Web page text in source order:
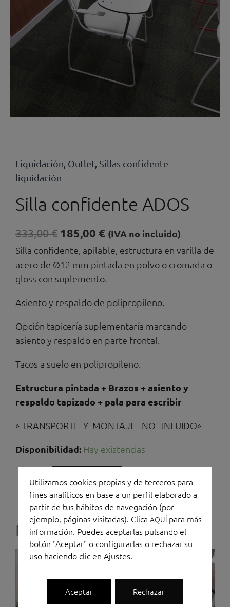
Liquidación Outlet Sillas confidente
liquidación
Silla confidente ADOS
333,00€ El
precio
original
era:
185,00 € El
precio
actual
(IVA no incluido)
Silla confidente, apilable, estructura en varilla de
acero de Ø12 mm pintada en polvo o cromada o
gloss con suplemento.
Asiento y respaldo de polipropileno.
Opción tapicería suplementaría marcando
asiento y respaldo en parte frontal.
Tacos a suelo en polipropileno.
Estructura pintada + Brazos + asiento y
respaldo tapizado + pala para escribir
» TRANSPORTE Y MONTAJE NO INLUIDO»
Disponibilidad: Hay existencias
Silla
confidente
ADOS
cantidad
Productos relacionados
El
134,00 €.
El
90,00 €.
380,00 €.
210,00 €.
Utilizamos cookies propias y de terceros para
fines analíticos en base a un perfil elaborado a
partir de tus hábitos de navegación (por
ejemplo, páginas visitadas). Clica AQUÍpara más
información. Puedes aceptarlas pulsando el
botón "Aceptar" o configurarlas o rechazar su
uso haciendo clic en Ajustes.
Aceptar Rechazar